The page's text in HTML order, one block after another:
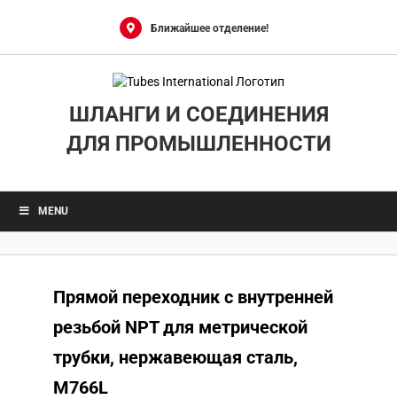
Ближайшее отделение!
ШЛАНГИ И СОЕДИНЕНИЯ
ДЛЯ ПРОМЫШЛЕННОСТИ
MENU
Прямой переходник с внутренней
резьбой NPT для метрической
трубки, нержавеющая сталь,
M766L